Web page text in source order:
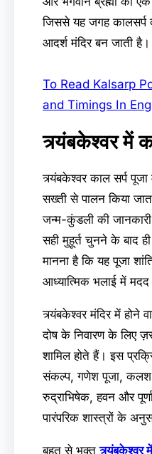
जिससे यह जगह कालसर्प
आदर्श मंदिर बन जाती है।
To Read Kalsarp
and Timings In
त्र्यंबकेश्वर में
त्र्यंबकेश्वर काल सर्प पूजा
सख्ती से पालन किया
जन्म-कुंडली की
सही मुहूर्त चुनने के बाद
मानना ​​है कि यह पूजा
आध्यात्मिक भलाई में
त्र्यंबकेश्वर मंदिर में होने
दोष के निवारण के लिए
शामिल होते हैं। इस
संकल्प, गणेश पूजा, कलश
रुद्राभिषेक, हवन और
पारंपरिक शास्त्रों के
बहुत से भक्तत्र्यंबकेश्वर